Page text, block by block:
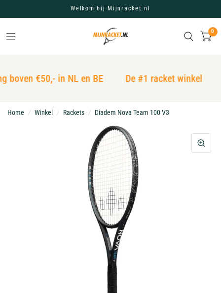
Welkom bij Mijnracket.nl
0
boven €50,- in NL en BE De #1 racket winkel
Home / Winkel / Rackets / Diadem Nova Team 100 V3